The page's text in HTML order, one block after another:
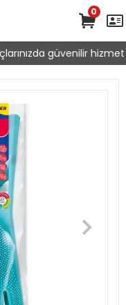
güvenilir hizmet
0